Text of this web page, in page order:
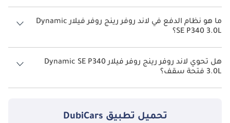
تتسع لاند روفر رينج روفر فيلار Dynamic SE P340 3.0L لأ 5 أشخاص.
ما هو نظام الدفع في لاند روفر رينج روفر فيلار Dynamic
SE P340 3.0L؟
نظام الدفع في لاند روفر رينج روفر فيلار All Wheel Drive Dynamic SE P340
3.0L.
هل تحوي لاند روفر رينج روفر فيلار Dynamic SE P340
3.0L فتحة سقف؟
نعم توفر لاند روفر رينج روفر فيلار Dynamic SE P340 3.0L فتحة السقف
تحميل تطبيق DubiCars